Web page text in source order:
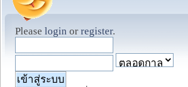
Please login or register.